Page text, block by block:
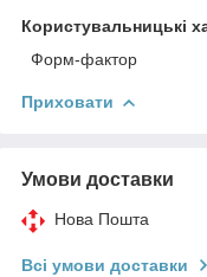
Користувальницькі
Форм-фактор
Приховати
Умови доставки
Нова Пошта
Всі умови доставки